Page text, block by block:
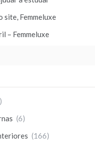
site, Femmeluxe
– Femmeluxe
(6)
(166)